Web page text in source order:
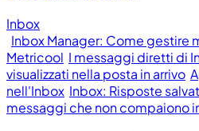
Inbox
Inbox Manager: Come gestire
Metricool I messaggi diretti di
visualizzati nella posta in arrivo
nell'Inbox Inbox: Risposte
messaggi che non compaiono